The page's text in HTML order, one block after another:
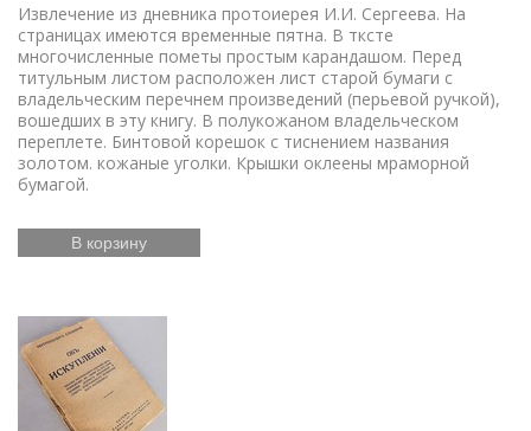
Извлечение из дневника протоиерея И.И. Сергеева. На
страницах имеются временные пятна. В тксте
многочисленные пометы простым карандашом. Перед
титульным листом расположен лист старой бумаги с
владельческим перечнем произведений (перьевой ручкой),
вошедших в эту книгу. В полукожаном владельческом
переплете. Бинтовой корешок с тиснением названия
золотом. кожаные уголки. Крышки оклеены мраморной
бумагой.
В корзину